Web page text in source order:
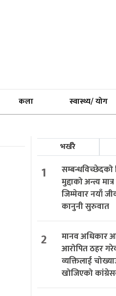
कला स्वास्थ्य/ योग
भर्खरै
1
सम्बन्धविच्छेदको
मुद्दाको अन्त्य
जिम्मेवार नयाँ
कानुनी सुरुवात
2
मानव अधिकार
आरोपित ठहर
व्यक्तिलाई
खोजिएको